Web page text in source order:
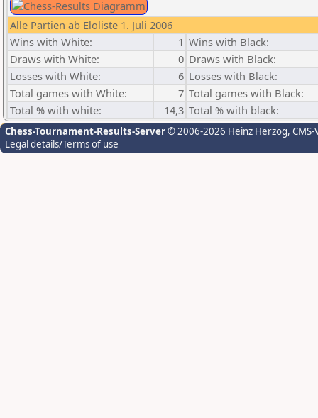
Alle Partien ab Eloliste 1. Juli 2006
Wins with White:
1 Wins with Black:
Draws with White:
0 Draws with Black:
Losses with White:
6 Losses with Black:
Total games with White:
7 Total games with Black:
Total % with white:
14,3 Total % with black:
Chess-Tournament-Results-Server© 2006-2026 Heinz Herzog,
Legal details/Terms of use